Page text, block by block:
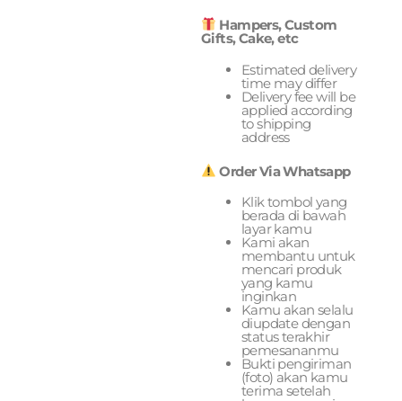
Hampers, Custom
Gifts, Cake, etc
Estimated delivery
time may differ
Delivery fee will be
applied according
to shipping
address
Order Via Whatsapp
Klik tombol yang
berada di bawah
layar kamu
Kami akan
membantu untuk
mencari produk
yang kamu
inginkan
Kamu akan selalu
diupdate dengan
status terakhir
pemesananmu
Bukti pengiriman
(foto) akan kamu
terima setelah